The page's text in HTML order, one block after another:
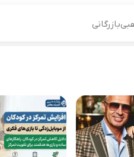
بازرگانی